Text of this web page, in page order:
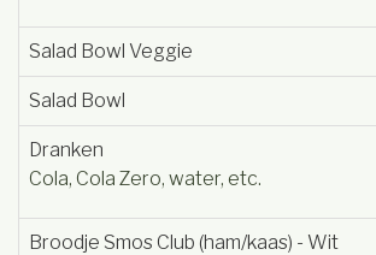
Salad Bowl Veggie
Salad Bowl
Dranken
Cola, Cola Zero, water, etc.
Broodje Smos Club (ham/kaas) - Wit